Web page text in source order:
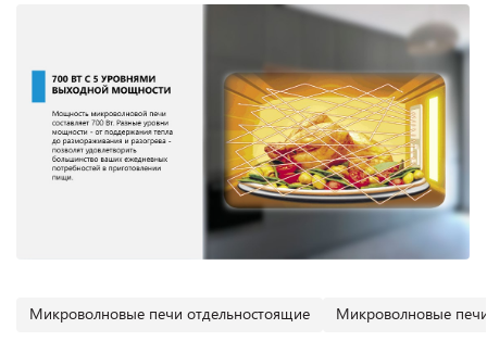
Микроволновые печи отдельностоящие Микроволновые